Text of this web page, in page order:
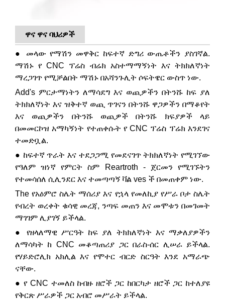
ዋና ዋና ባህሪዎች
● መላው የማሽን መዋቅር ከፍተኛ ድግሪ ውጤቶችን ያስገኛል.
ማሽኑ የ CNC ፕሬስ ብሬክ አስተማማኝነት እና ትክክለኛነት
ማረጋገጥ የሚቻልበት ማሽኑ በአሻንጉሊት ሶፍትዌር ውስጥ ነው.
Add's ምርታማነትን ለማሳደግ እና ወጪዎችን በትንሹ ከፍ ያለ
ትክክለኛነት እና ዝቅተኛ ወጪ ጥገናን በትንሹ ዋጋዎችን በማቆየት
እና ወጪዎችን በትንሹ ወጪዎች በትንሹ ክፍያዎች ላይ
በመመርኮዝ አማካኝነት የተጠቀሱት የ CNC ፕሬስ ፕሬክ እንደገና
ተመድቧል.
● ከፍተኛ ጥራት እና ተደጋጋሚ የመደናገጥ ትክክለኛነት የሚገኘው
የዓለም ዝነኛ የምርት ስም Reartroth - ጀርመን የሚገኙትን
የተመሳሰለ ሲሊንደር እና ተመጣጣኝ ቫል ves ች በመጠቀም ነው.
The የአዕምሮ ስሌት ማሰሪያ እና የኋላ የመለኪያ የሥራ ቦታ ስሌት
የብረት ወረቀት ቁሳዊ መረጃ, ንጣፍ መጠን እና መሞቱን በመገመት
ማገገም ሊያገኝ ይችላል.
● የዘላለማዊ ሥርዓት ከፍ ያለ ትክክለኛነት እና ማቃለያዎችን
ለማሳካት ከ CNC መቆጣጠሪያ ጋር በራስ-ሰር ሊሠራ ይችላል.
የሃይድሮሊክ አክሊል እና የሞተር ብርድ ስርዓት እንደ አማራጭ
ናቸው.
● የ CNC ተመለስ ከብዙ ዘሮች ጋር ከበርካታ ዘሮች ጋር ከተለያዩ
የቅርጽ ሥራዎች ጋር አብሮ መሥራት ይችላል.